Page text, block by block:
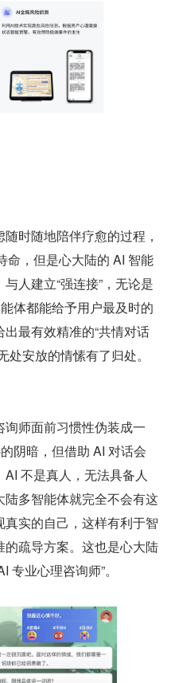
时随地陪伴疗愈的过程，
命，但是心大陆的 AI 智能
人建立“强连接”，无论是
体都能给予用户最及时的
最有效精准的“共情对话
安放的情愫有了归处。
师面前习惯性伪装成一
阴暗，但借助 AI 对话会
不是真人，无法具备人
多智能体就完全不会有这
实的自己，这样有利于智
疏导方案。这也是心大陆
专业心理咨询师”。